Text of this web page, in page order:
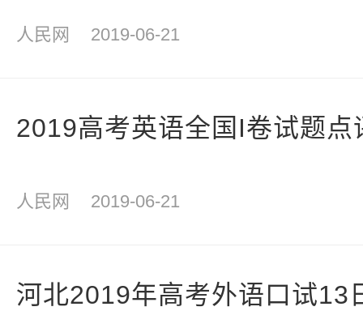
人民网 2019-06-21
2019高考英语全国I卷试题点
人民网 2019-06-21
河北2019年高考外语口试13